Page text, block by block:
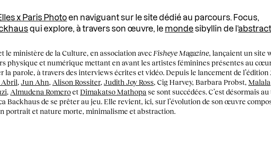
x Paris Photoen naviguant sur le site dédié au parcours. Focus,
qui explore, à travers son œuvre, le mondesibyllin de l’
le ministère de la Culture, en association avec Fisheye Magazine, lançaient un site
physique et numérique mettant en avant les artistes féminines présentes au
la parole, à travers des interviews écrites et vidéo. Depuis le lancement de l’édition
Abril,Jun Ahn, Alison Rossiter,Judith Joy Ross, Cig Harvey, Barbara Probst,Malala
, Almudena RomeroetDimakatso Mathopa se sont succédées. C’est désormais
Backhaus de se prêter au jeu. Elle revient, ici, sur l’évolution de son œuvre
portrait et nature morte, minimalisme et abstraction.